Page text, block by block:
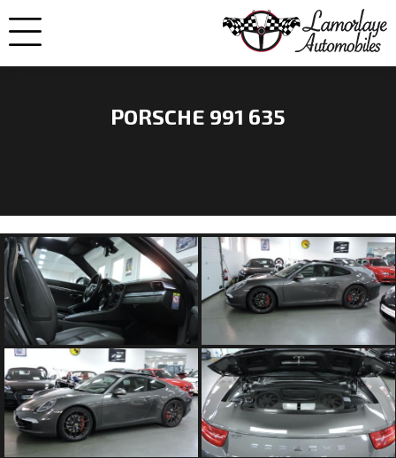
VENDUES
NOS
ENGAGEMENTS
QUI
SOMMES
NOUS
PORSCHE 991 635